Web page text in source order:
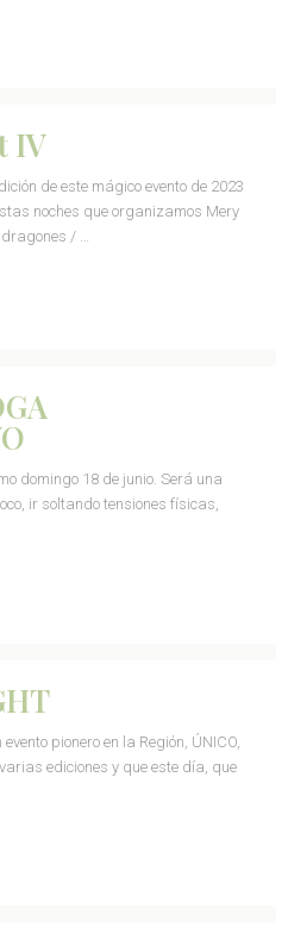
IV
de este mágico evento de 2023
noches que organizamos Mery
/ …
domingo 18 de junio. Será una
ir soltando tensiones físicas,
pionero en la Región, ÚNICO,
ediciones y que este día, que